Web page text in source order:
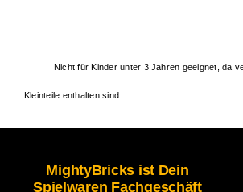
Nicht für Kinder unter 3 Jahren geeignet, da
Kleinteile enthalten sind.
MightyBricks ist Dein
Spielwaren Fachgeschäft